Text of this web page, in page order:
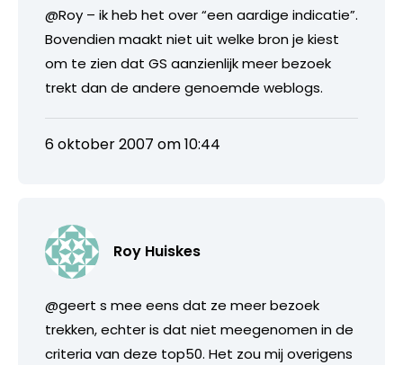
@Roy – ik heb het over “een aardige indicatie”.
Bovendien maakt niet uit welke bron je kiest
om te zien dat GS aanzienlijk meer bezoek
trekt dan de andere genoemde weblogs.
6 oktober 2007 om 10:44
Roy Huiskes
@geert s mee eens dat ze meer bezoek
trekken, echter is dat niet meegenomen in de
criteria van deze top50. Het zou mij overigens